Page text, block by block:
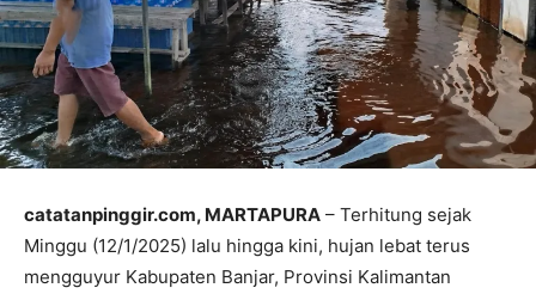
catatanpinggir.com, MARTAPURA – Terhitung sejak
Minggu (12/1/2025) lalu hingga kini, hujan lebat terus
mengguyur Kabupaten Banjar, Provinsi Kalimantan